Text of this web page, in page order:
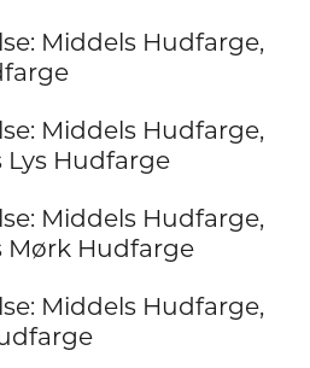
Middels Hudfarge,
Middels Hudfarge,
Lys Hudfarge
Middels Hudfarge,
Mørk Hudfarge
Middels Hudfarge,